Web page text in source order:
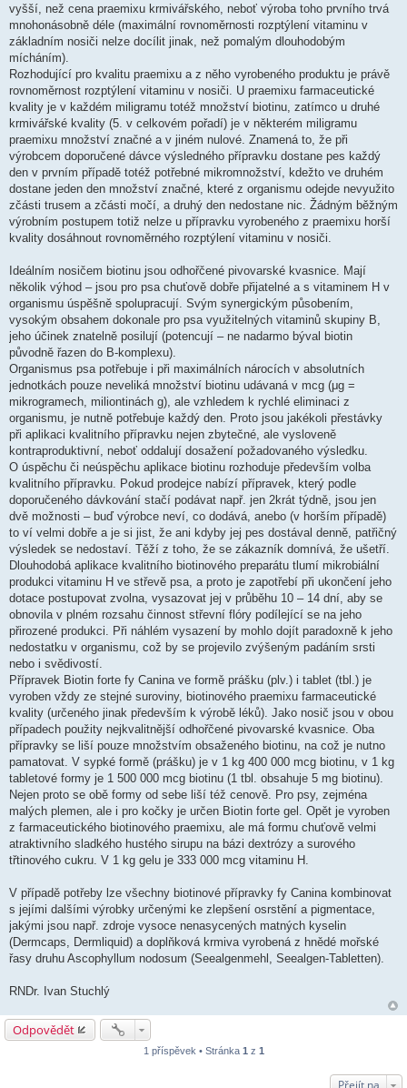
vyšší, než cena praemixu krmivářského, neboť výroba toho prvního trvá
mnohonásobně déle (maximální rovnoměrnosti rozptýlení vitaminu v
základním nosiči nelze docílit jinak, než pomalým dlouhodobým
mícháním).
Rozhodující pro kvalitu praemixu a z něho vyrobeného produktu je právě
rovnoměrnost rozptýlení vitaminu v nosiči. U praemixu farmaceutické
kvality je v každém miligramu totéž množství biotinu, zatímco u druhé
krmivářské kvality (5. v celkovém pořadí) je v některém miligramu
praemixu množství značné a v jiném nulové. Znamená to, že při
výrobcem doporučené dávce výsledného přípravku dostane pes každý
den v prvním případě totéž potřebné mikromnožství, kdežto ve druhém
dostane jeden den množství značné, které z organismu odejde nevyužito
zčásti trusem a zčásti močí, a druhý den nedostane nic. Žádným běžným
výrobním postupem totiž nelze u přípravku vyrobeného z praemixu horší
kvality dosáhnout rovnoměrného rozptýlení vitaminu v nosiči.
Ideálním nosičem biotinu jsou odhořčené pivovarské kvasnice. Mají
několik výhod – jsou pro psa chuťově dobře přijatelné a s vitaminem H v
organismu úspěšně spolupracují. Svým synergickým působením,
vysokým obsahem dokonale pro psa využitelných vitaminů skupiny B,
jeho účinek znatelně posilují (potencují – ne nadarmo býval biotin
původně řazen do B-komplexu).
Organismus psa potřebuje i při maximálních nárocích v absolutních
jednotkách pouze neveliká množství biotinu udávaná v mcg (μg =
mikrogramech, miliontinách g), ale vzhledem k rychlé eliminaci z
organismu, je nutně potřebuje každý den. Proto jsou jakékoli přestávky
při aplikaci kvalitního přípravku nejen zbytečné, ale vysloveně
kontraproduktivní, neboť oddalují dosažení požadovaného výsledku.
O úspěchu či neúspěchu aplikace biotinu rozhoduje především volba
kvalitního přípravku. Pokud prodejce nabízí přípravek, který podle
doporučeného dávkování stačí podávat např. jen 2krát týdně, jsou jen
dvě možnosti – buď výrobce neví, co dodává, anebo (v horším případě)
to ví velmi dobře a je si jist, že ani kdyby jej pes dostával denně, patřičný
výsledek se nedostaví. Těží z toho, že se zákazník domnívá, že ušetří.
Dlouhodobá aplikace kvalitního biotinového preparátu tlumí mikrobiální
produkci vitaminu H ve střevě psa, a proto je zapotřebí při ukončení jeho
dotace postupovat zvolna, vysazovat jej v průběhu 10 – 14 dní, aby se
obnovila v plném rozsahu činnost střevní flóry podílející se na jeho
přirozené produkci. Při náhlém vysazení by mohlo dojít paradoxně k jeho
nedostatku v organismu, což by se projevilo zvýšeným padáním srsti
nebo i svědivostí.
Přípravek Biotin forte fy Canina ve formě prášku (plv.) i tablet (tbl.) je
vyroben vždy ze stejné suroviny, biotinového praemixu farmaceutické
kvality (určeného jinak především k výrobě léků). Jako nosič jsou v obou
případech použity nejkvalitnější odhořčené pivovarské kvasnice. Oba
přípravky se liší pouze množstvím obsaženého biotinu, na což je nutno
pamatovat. V sypké formě (prášku) je v 1 kg 400 000 mcg biotinu, v 1 kg
tabletové formy je 1 500 000 mcg biotinu (1 tbl. obsahuje 5 mg biotinu).
Nejen proto se obě formy od sebe liší též cenově. Pro psy, zejména
malých plemen, ale i pro kočky je určen Biotin forte gel. Opět je vyroben
z farmaceutického biotinového praemixu, ale má formu chuťově velmi
atraktivního sladkého hustého sirupu na bázi dextrózy a surového
třtinového cukru. V 1 kg gelu je 333 000 mcg vitaminu H.
V případě potřeby lze všechny biotinové přípravky fy Canina kombinovat
s jejími dalšími výrobky určenými ke zlepšení osrstění a pigmentace,
jakými jsou např. zdroje vysoce nenasycených matných kyselin
(Dermcaps, Dermliquid) a doplňková krmiva vyrobená z hnědé mořské
řasy druhu Ascophyllum nodosum (Seealgenmehl, Seealgen-Tabletten).
RNDr. Ivan Stuchlý
Odpovědět
1 příspěvek • Stránka 1 z 1
Přejít na